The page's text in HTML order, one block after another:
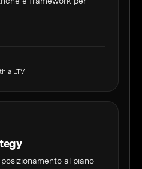
a LTV
al piano